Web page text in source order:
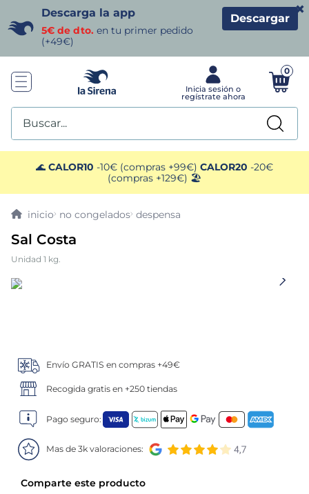
Descarga la app
5€ de dto. en tu primer pedido
(+49€)
Descargar
×
0
Buscar...
🌊 CALOR10 -10€ (compras +99€) CALOR20 -20€
(compras +129€) 🏖️
no congelados despensa
Sal Costa
Unidad 1 kg.
Envío GRATIS en compras +49€
Recogida gratis en +250 tiendas
Pago seguro:
Mas de 3k valoraciones:
TÉRMINOS MÁS BUSCADOS
1. helados sirena
3 patatas
6. verduras
. canelones